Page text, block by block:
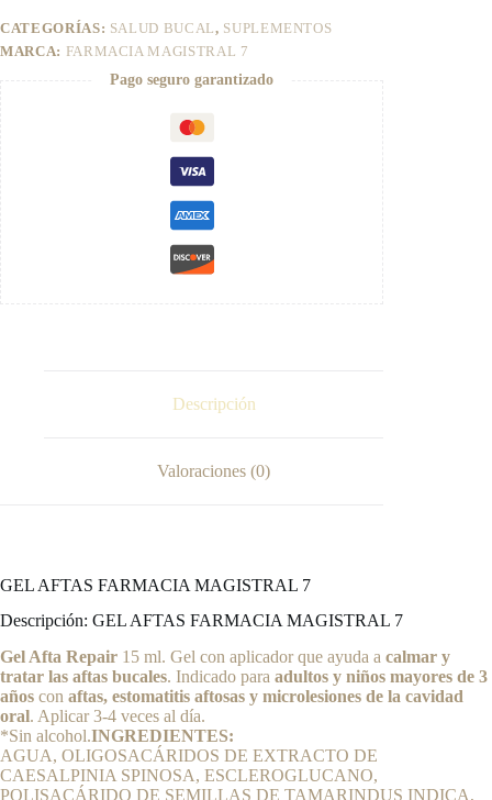
a
t
CATEGORÍAS: SALUD BUCAL, SUPLEMENTOS
MARCA: FARMACIA MAGISTRAL 7
Pago seguro garantizado
Descripción
Valoraciones (0)
GEL AFTAS FARMACIA MAGISTRAL 7
Descripción: GEL AFTAS FARMACIA MAGISTRAL 7
Gel Afta Repair 15 ml. Gel con aplicador que ayuda a calmar y
tratar las aftas bucales. Indicado para adultos y niños mayores de 3
años con aftas, estomatitis aftosas y microlesiones de la cavidad
oral. Aplicar 3-4 veces al día.
*Sin alcohol.INGREDIENTES:
AGUA, OLIGOSACÁRIDOS DE EXTRACTO DE
CAESALPINIA SPINOSA, ESCLEROGLUCANO,
POLISACÁRIDO DE SEMILLAS DE TAMARINDUS INDICA,